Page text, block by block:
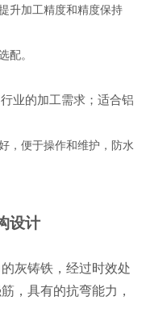
升加工精度和精度保持
配。
业的加工需求；适合铝
，便于操作和维护，防水
设计
灰铸铁，经过时效处
，具有的抗弯能力，